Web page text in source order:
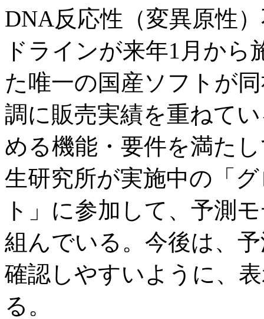
DNA反応性（変異原性
ドラインが来年1月か
た唯一の国産ソフトが
調に販売実績を重ねて
める機能・要件を満た
生研究所が実施中の「
ト」に参加して、予測
組んでいる。今後は、
確認しやすいように、
る。